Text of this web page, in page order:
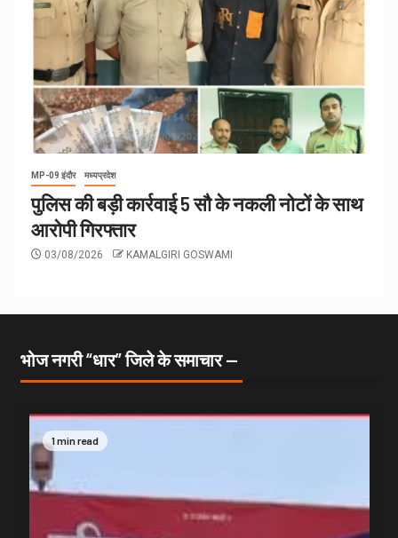
MP-09 इंदौर मध्यप्रदेश
पुलिस की बड़ी कार्रवाई 5 सौ के नकली नोटों के साथ
आरोपी गिरफ्तार
03/08/2026 KAMALGIRI GOSWAMI
भोज नगरी “धार” जिले के समाचार —
1 min read